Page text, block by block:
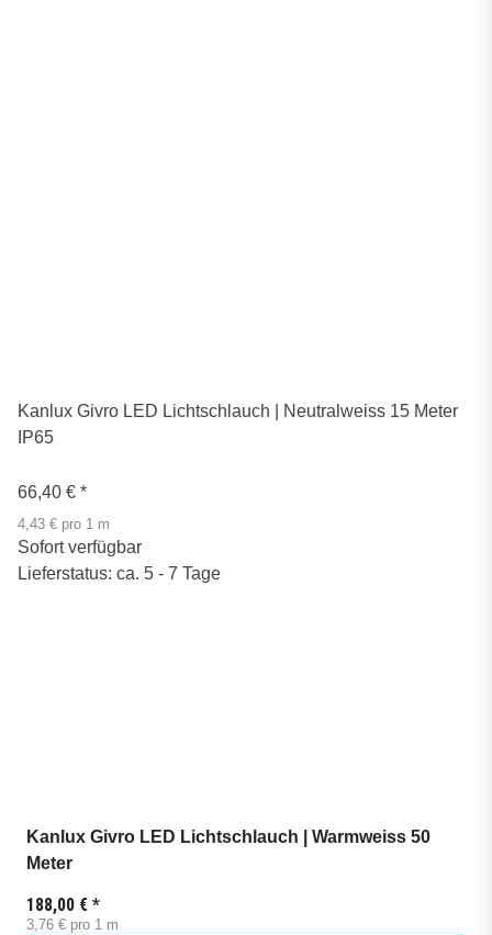
Kanlux Givro LED Lichtschlauch | Neutralweiss 15 Meter
IP65
66,40 € *
4,43 € pro 1 m
Sofort verfügbar
Lieferstatus: ca. 5 - 7 Tage
Kanlux Givro LED Lichtschlauch | Warmweiss 50
Meter
188,00 € *
3,76 € pro 1 m